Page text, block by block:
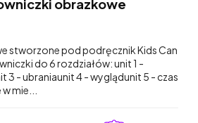
obrazkowe
stworzone pod podręcznik Kids Can
do 6 rozdziałów: unit 1 -
3 - ubraniaunit 4 - wyglądunit 5 - czas
mie...